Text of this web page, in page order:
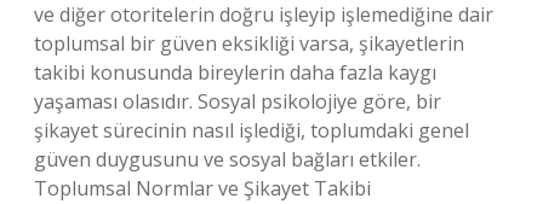
ve diğer otoritelerin doğru işleyip işlemediğine dair
toplumsal bir güven eksikliği varsa, şikayetlerin
takibi konusunda bireylerin daha fazla kaygı
yaşaması olasıdır. Sosyal psikolojiye göre, bir
şikayet sürecinin nasıl işlediği, toplumdaki genel
güven duygusunu ve sosyal bağları etkiler.
Toplumsal Normlar ve Şikayet Takibi